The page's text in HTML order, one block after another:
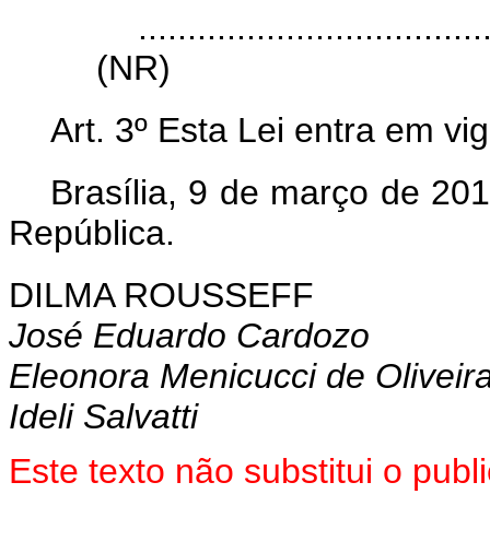
(NR)
Art. 3º Esta Lei entra em
Brasília, 9 de março de
República.
DILMA ROUSSEFF
José Eduardo Cardozo
Eleonora Menicucci de
Ideli Salvatti
Este texto não substitui o